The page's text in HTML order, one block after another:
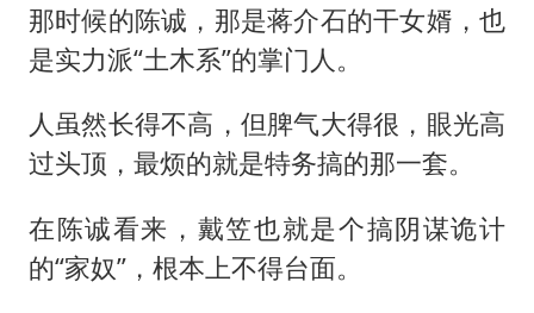
那时候的陈诚，那是蒋介石的干女婿，也
是实力派“土木系”的掌门人。
人虽然长得不高，但脾气大得很，眼光高
过头顶，最烦的就是特务搞的那一套。
在陈诚看来，戴笠也就是个搞阴谋诡计
的“家奴”，根本上不得台面。